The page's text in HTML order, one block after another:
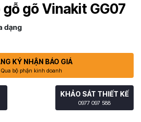
gõ Vinakit GG07
dạng
KÝ NHẬN BÁO GIÁ
Qua bộ phận kinh doanh
KHẢO SÁT THIẾT KẾ
0977 097 588